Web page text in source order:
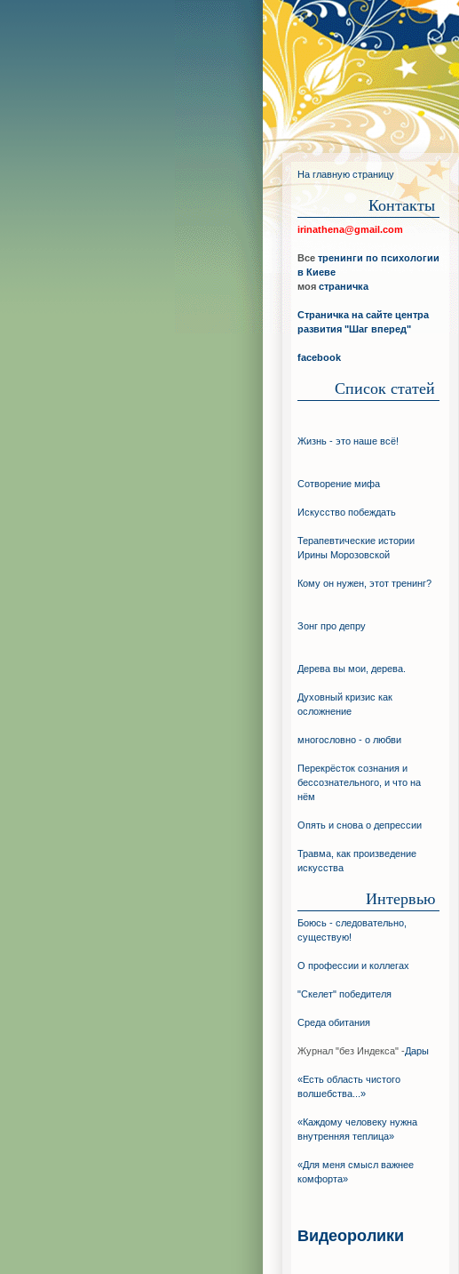
На главную страницу
Контакты
irinathena@gmail.com
Все тренинги по психологии
в Киеве
моя страничка
Страничка на сайте центра
развития "Шаг вперед"
facebook
Список статей
Жизнь - это наше всё!
Сотворение мифа
Искуcство побеждать
Терапевтические истории
Ирины Морозовской
Кому он нужен, этот тренинг?
Зонг про депру
Дерева вы мои, дерева.
Духовный кризис как
осложнение
многословно - о любви
Перекрёсток сознания и
бессознательного, и что на
нём
Опять и снова о депрессии
Травма, как произведение
искусства
Интервью
Боюсь - следовательно,
существую!
О профессии и коллегах
"Скелет" победителя
Среда обитания
Журнал "без Индекса" -Дары
«Есть область чистого
волшебства...»
«Каждому человеку нужна
внутренняя теплица»
«Для меня смысл важнее
комфорта»
Видеоролики